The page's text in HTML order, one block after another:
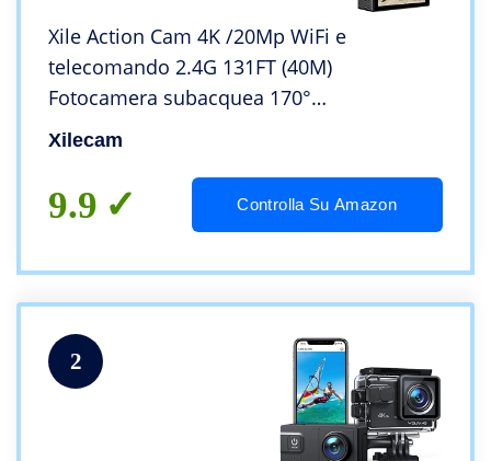
Xile Action Cam 4K /20Mp WiFi e
telecomando 2.4G 131FT (40M)
Fotocamera subacquea 170°
Grandangolare Videocamere subacquee 2
fotografica subacquea Kit Accessori
Xilecam
9.9 Controlla Su Amazon
2